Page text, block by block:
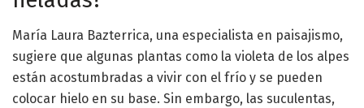
María Laura Bazterrica, una especialista en paisajismo,
sugiere que algunas plantas como la violeta de los alpes
están acostumbradas a vivir con el frío y se pueden
colocar hielo en su base. Sin embargo, las suculentas,